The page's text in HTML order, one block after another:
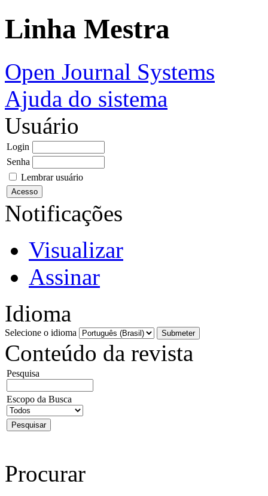
Linha Mestra
Open Journal Systems
Ajuda do sistema
Usuário
Login
Senha
Lembrar usuário
Notificações
Visualizar
Assinar
Idioma
Selecione o idioma
Conteúdo da revista
Pesquisa
Escopo da Busca
Procurar